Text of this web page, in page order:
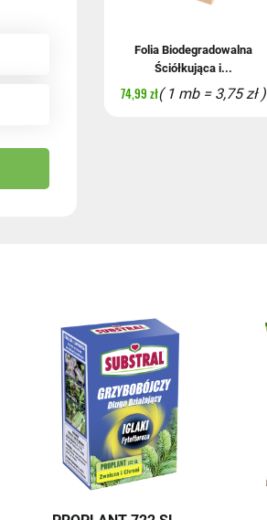
Folia Biodegradowalna
Ściółkująca i...
74,99 zł( 1 mb = 3,75 zł )